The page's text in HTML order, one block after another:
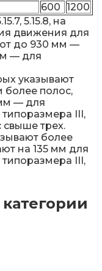
600 1200
5.15.8, на
движения для
до 930 мм —
— для
указывают
более полос,
— для
III,
свыше трех.
более
на 135 мм для
III,